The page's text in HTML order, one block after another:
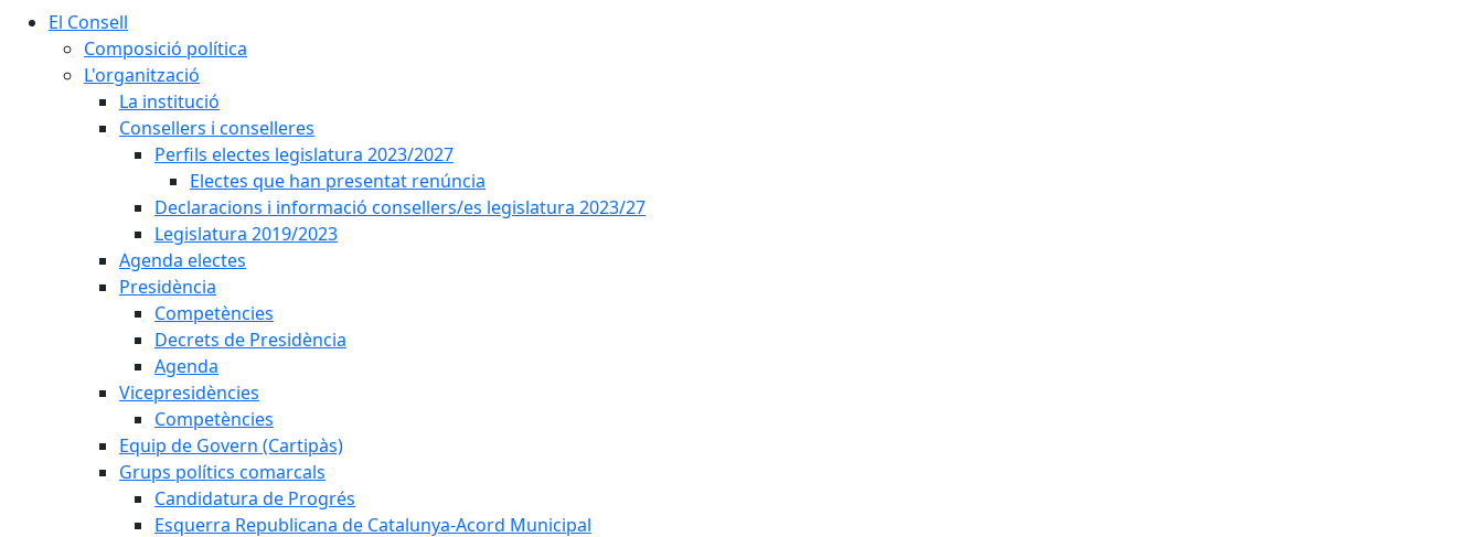
El Consell
Composició política
L'organització
La institució
Consellers i conselleres
Perfils electes legislatura 2023/2027
Electes que han presentat renúncia
Declaracions i informació consellers/es legislatura 2023/27
Legislatura 2019/2023
Agenda electes
Presidència
Competències
Decrets de Presidència
Agenda
Vicepresidències
Competències
Equip de Govern (Cartipàs)
Grups polítics comarcals
Candidatura de Progrés
Esquerra Republicana de Catalunya-Acord Municipal